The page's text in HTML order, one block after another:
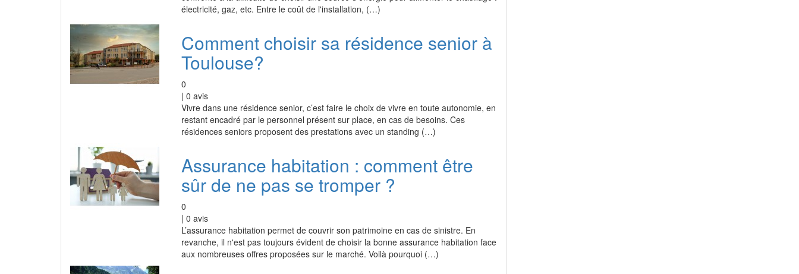
électricité, gaz, etc. Entre le coût de l'installation, (…)
Comment choisir sa résidence senior à
Toulouse?
0
| 0 avis
Vivre dans une résidence senior, c’est faire le choix de vivre en toute autonomie, en
restant encadré par le personnel présent sur place, en cas de besoins. Ces
résidences seniors proposent des prestations avec un standing (…)
Assurance habitation : comment être
sûr de ne pas se tromper ?
0
| 0 avis
L’assurance habitation permet de couvrir son patrimoine en cas de sinistre. En
revanche, il n'est pas toujours évident de choisir la bonne assurance habitation face
aux nombreuses offres proposées sur le marché. Voilà pourquoi (…)